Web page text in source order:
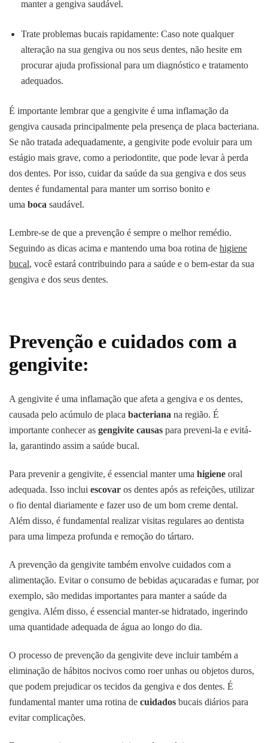
manter a gengiva saudável.
Trate problemas bucais rapidamente: Caso note qualquer
alteração na sua gengiva ou nos seus dentes, não hesite em
procurar ajuda profissional para um diagnóstico e tratamento
adequados.
É importante lembrar que a gengivite é uma inflamação da
gengiva causada principalmente pela presença de placa bacteriana.
Se não tratada adequadamente, a gengivite pode evoluir para um
estágio mais grave, como a periodontite, que pode levar à perda
dos dentes. Por isso, cuidar da saúde da sua gengiva e dos seus
dentes é fundamental para manter um sorriso bonito e
uma boca saudável.
Lembre-se de que a prevenção é sempre o melhor remédio.
Seguindo as dicas acima e mantendo uma boa rotina de higiene
bucal, você estará contribuindo para a saúde e o bem-estar da sua
gengiva e dos seus dentes.
Prevenção e cuidados com a
gengivite:
A gengivite é uma inflamação que afeta a gengiva e os dentes,
causada pelo acúmulo de placa bacteriana na região. É
importante conhecer as gengivite causas para preveni-la e evitá-
la, garantindo assim a saúde bucal.
Para prevenir a gengivite, é essencial manter uma higiene oral
adequada. Isso inclui escovar os dentes após as refeições, utilizar
o fio dental diariamente e fazer uso de um bom creme dental.
Além disso, é fundamental realizar visitas regulares ao dentista
para uma limpeza profunda e remoção do tártaro.
A prevenção da gengivite também envolve cuidados com a
alimentação. Evitar o consumo de bebidas açucaradas e fumar, por
exemplo, são medidas importantes para manter a saúde da
gengiva. Além disso, é essencial manter-se hidratado, ingerindo
uma quantidade adequada de água ao longo do dia.
O processo de prevenção da gengivite deve incluir também a
eliminação de hábitos nocivos como roer unhas ou objetos duros,
que podem prejudicar os tecidos da gengiva e dos dentes. É
fundamental manter uma rotina de cuidados bucais diários para
evitar complicações.